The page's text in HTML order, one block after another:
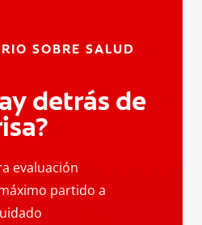
SOBRE SALUD
detrás de
evaluación
partido a